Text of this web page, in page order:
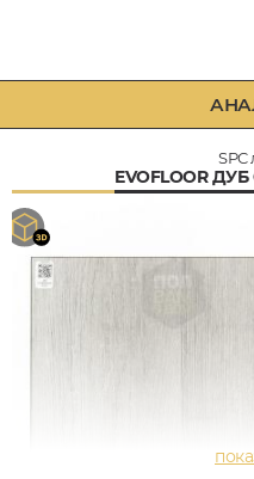
EVOFLOOR